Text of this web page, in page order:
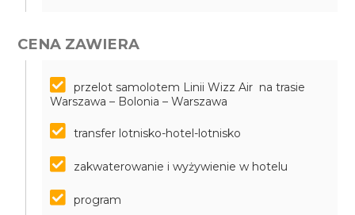
CENA ZAWIERA
przelot samolotem Linii Wizz Air na trasie
Warszawa – Bolonia – Warszawa
transfer lotnisko-hotel-lotnisko
zakwaterowanie i wyżywienie w hotelu
program